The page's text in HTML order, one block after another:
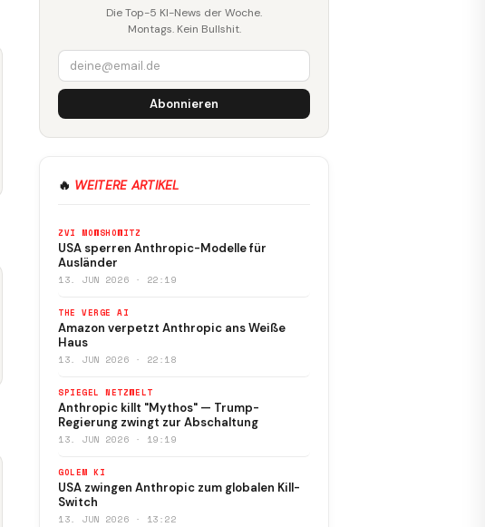
Die Top-5 KI-News der Woche.
Montags. Kein Bullshit.
Abonnieren
🔥 WEITERE ARTIKEL
ZVI MOWSHOWITZ
USA sperren Anthropic-Modelle für
Ausländer
13. JUN 2026 · 22:19
THE VERGE AI
Amazon verpetzt Anthropic ans Weiße
Haus
13. JUN 2026 · 22:18
SPIEGEL NETZWELT
Anthropic killt "Mythos" — Trump-
Regierung zwingt zur Abschaltung
13. JUN 2026 · 19:19
GOLEM KI
USA zwingen Anthropic zum globalen Kill-
Switch
13. JUN 2026 · 13:22